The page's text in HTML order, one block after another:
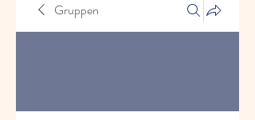
Gruppen